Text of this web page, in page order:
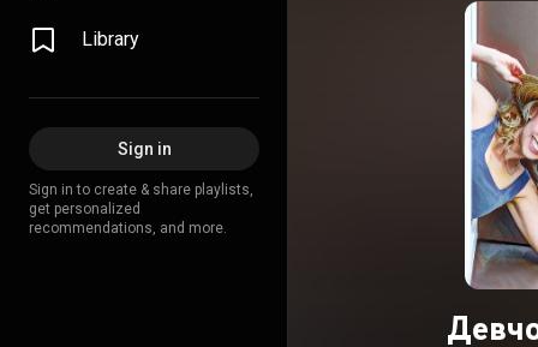
Library
Sign in
Sign in to create & share playlists,
get personalized
recommendations, and more.